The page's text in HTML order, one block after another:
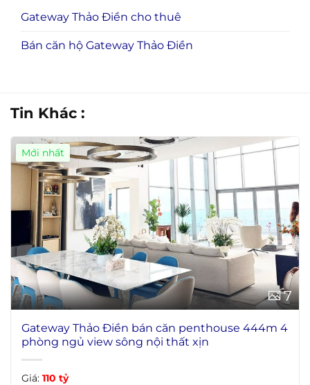
Gateway Thảo Điền cho thuê
Bán căn hộ Gateway Thảo Điền
Tin Khác :
Mới nhất
7
Gateway Thảo Điền bán căn penthouse 444m 4
phòng ngủ view sông nội thất xịn
Giá: 110 tỷ